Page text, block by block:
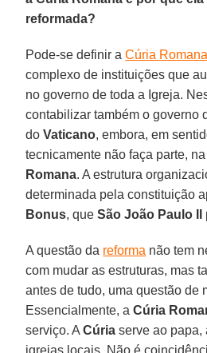
reformada?
Pode-se definir aCúria Romana
complexo de instituições que
no governo de toda a Igreja.
contabilizar também o governo
doVaticano, embora, em
tecnicamente não faça parte,
Romana. A estrutura
determinada pela constituição
Bonus, queSão João Paulo II
A questão da reforma não tem
com mudar as estruturas, mas
antes de tudo, uma questão de
Essencialmente, aCúria
serviço. ACúria serve ao papa,
igrejas locais. Não é